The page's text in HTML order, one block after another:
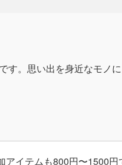
。思い出を身近なモノ
イテムも800円〜1500